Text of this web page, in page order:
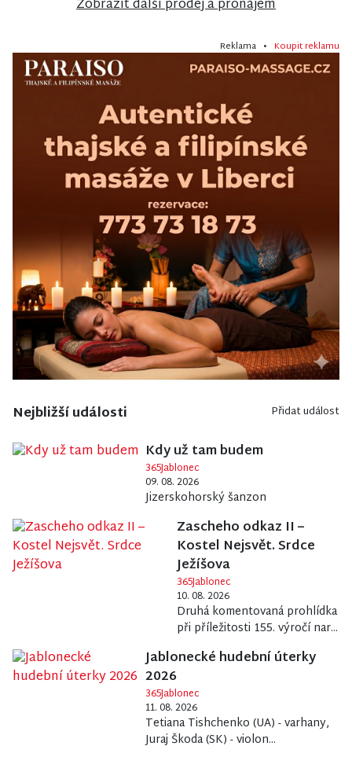
Zobrazit další prodej a pronájem
Reklama • Koupit reklamu
Nejbližší události Přidat událost
Kdy už tam budem
365Jablonec
09. 08. 2026
Jizerskohorský šanzon
Zascheho odkaz II –
Kostel Nejsvět. Srdce
Ježíšova
365Jablonec
10. 08. 2026
Druhá komentovaná prohlídka
při příležitosti 155. výročí nar...
Jablonecké hudební úterky
2026
365Jablonec
11. 08. 2026
Tetiana Tishchenko (UA) - varhany,
Juraj Škoda (SK) - violon...